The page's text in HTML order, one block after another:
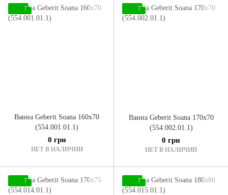
7
Ванна Geberit Soana 160x70
(554.001.01.1)
0 грн
НЕТ В НАЛИЧИИ
7
Ванна Geberit Soana 170x70
(554.002.01.1)
0 грн
НЕТ В НАЛИЧИИ
7 7